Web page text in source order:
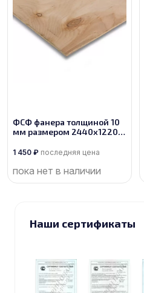
ФСФ фанера толщиной 10
мм размером 2440х1220,
1 450 ₽ последняя цена
пока нет в наличии
Наши сертификаты